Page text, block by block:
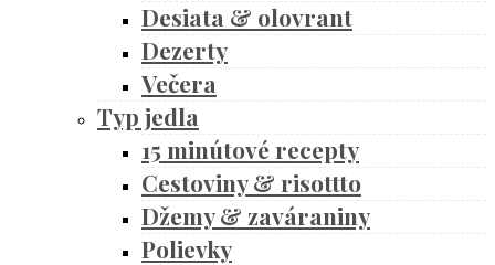
Desiata & olovrant
Dezerty
Večera
Typ jedla
15 minútové recepty
Cestoviny & risottto
Džemy & zaváraniny
Polievky